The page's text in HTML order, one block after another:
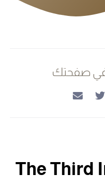
في صفحتك
The Third